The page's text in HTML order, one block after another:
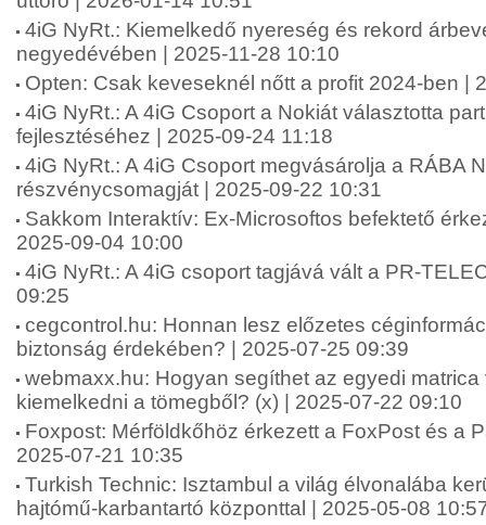
4iG NyRt.: Kiemelkedő nyereség és rekord
negyedévében | 2025-11-28 10:10
Opten: Csak keveseknél nőtt a profit 2024-ben |
4iG NyRt.: A 4iG Csoport a Nokiát választotta
fejlesztéséhez | 2025-09-24 11:18
4iG NyRt.: A 4iG Csoport megvásárolja a RÁBA
részvénycsomagját | 2025-09-22 10:31
Sakkom Interaktív: Ex-Microsoftos befektető
2025-09-04 10:00
4iG NyRt.: A 4iG csoport tagjává vált a PR-
09:25
cegcontrol.hu: Honnan lesz előzetes
biztonság érdekében? | 2025-07-25 09:39
webmaxx.hu: Hogyan segíthet az egyedi
kiemelkedni a tömegből? (x) | 2025-07-22 09:10
Foxpost: Mérföldkőhöz érkezett a FoxPost és a
2025-07-21 10:35
Turkish Technic: Isztambul a világ élvonalába
hajtómű-karbantartó központtal | 2025-05-08